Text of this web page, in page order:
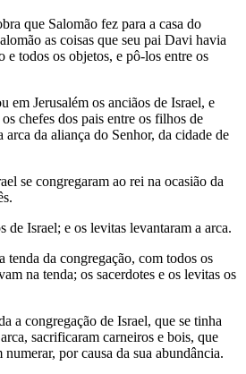
que Salomão fez para a casa do
as coisas que seu pai Davi havia
e todos os objetos, e pô-los entre os
em Jerusalém os anciãos de Israel, e
chefes dos pais entre os filhos de
arca da aliança do Senhor, da cidade de
se congregaram ao rei na ocasião da
de Israel; e os levitas levantaram a arca.
tenda da congregação, com todos os
na tenda; os sacerdotes e os levitas os
a congregação de Israel, que se tinha
sacrificaram carneiros e bois, que
por causa da sua abundância.